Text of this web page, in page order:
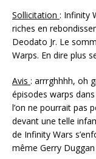
Sollicitation : Infinity
riches en
Deodato Jr. Le
Warps. En dire plus
Avis : arrrghhhh, oh
épisodes warps
l’on ne pourrait pas
devant une telle
de Infinity Wars
même Gerry